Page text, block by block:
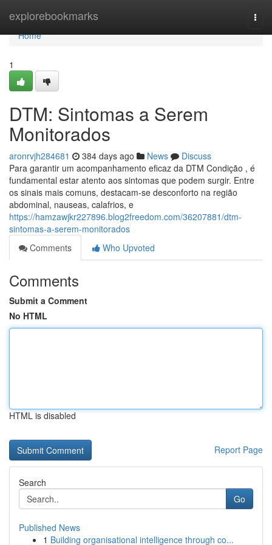
explorebookmarks
Home
Home
1
DTM: Sintomas a Serem
Monitorados
aronrvjh284681 384 days ago News
Discuss
Para garantir um acompanhamento eficaz da DTM Condição , é
fundamental estar atento aos sintomas que podem surgir. Entre
os sinais mais comuns, destacam-se desconforto na região
abdominal, nauseas, calafrios, e
https://hamzawjkr227896.blog2freedom.com/36207881/dtm-
sintomas-a-serem-monitorados
Comments
Who Upvoted
Comments
Submit a Comment
No HTML
HTML is disabled
Report Page
Search
Go
Published News
1 Building organisational intelligence through co...